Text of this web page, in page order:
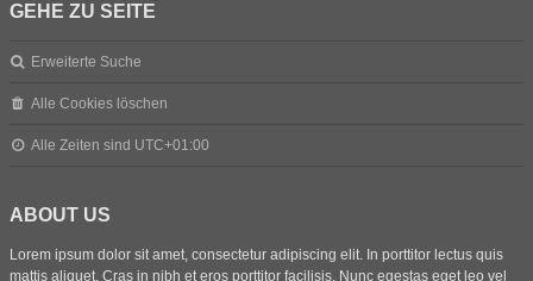
GEHE ZU SEITE
Erweiterte Suche
Alle Cookies löschen
Alle Zeiten sind UTC+01:00
ABOUT US
Lorem ipsum dolor sit amet, consectetur adipiscing elit. In porttitor lectus quis
mattis aliquet. Cras in nibh et eros porttitor facilisis. Nunc egestas eget leo vel